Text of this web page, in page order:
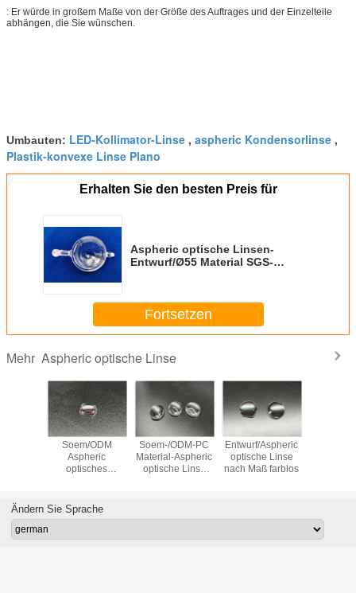
: Er würde in großem Maße von der Größe des Auftrages und der Einzelteile
abhängen, die Sie wünschen.
Umbauten: LED-Kollimator-Linse , aspheric Kondensorlinse ,
Plastik-konvexe Linse Plano
Erhalten Sie den besten Preis für
Aspheric optische Linsen-
Entwurf/Ø55 Material SGS-
Fortsetzen
Mehr Aspheric optische Linse
Soem/ODM
Aspheric
optisches
Soem-/ODM-PC
Material-Aspheric
optische Linse
Entwurf/Aspheric
optische Linse
nach Maß farblos
Soems/
Ändern Sie Sprache